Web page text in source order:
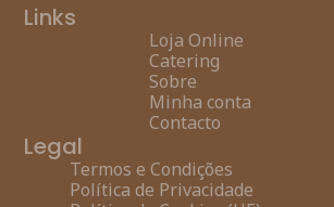
Links
Loja Online
Catering
Sobre
Minha conta
Contacto
Legal
Termos e Condições
Política de Privacidade